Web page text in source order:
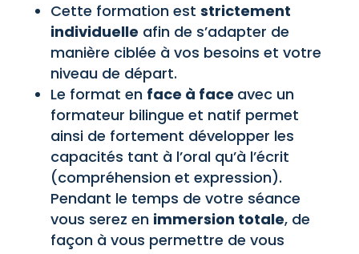
Cette formation est strictement
individuelle afin de s’adapter de
manière ciblée à vos besoins et votre
niveau de départ.
Le format en face à face avec un
formateur bilingue et natif permet
ainsi de fortement développer les
capacités tant à l’oral qu’à l’écrit
(compréhension et expression).
Pendant le temps de votre séance
vous serez en immersion totale, de
façon à vous permettre de vous